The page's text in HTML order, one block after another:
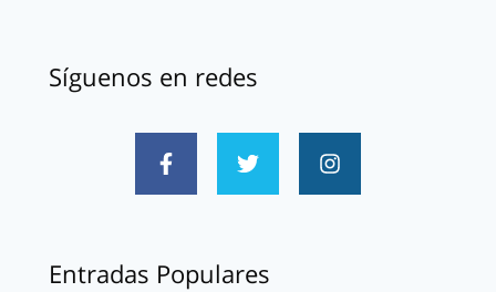
Síguenos en redes
Entradas Populares